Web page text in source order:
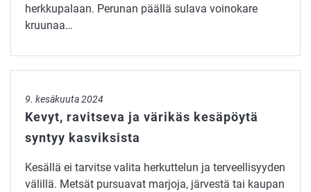
herkkupalaan. Perunan päällä sulava voinokare
kruunaa…
9. kesäkuuta 2024
Kevyt, ravitseva ja värikäs kesäpöytä
syntyy kasviksista
Kesällä ei tarvitse valita herkuttelun ja terveellisyyden
välillä. Metsät pursuavat marjoja, järvestä tai kaupan